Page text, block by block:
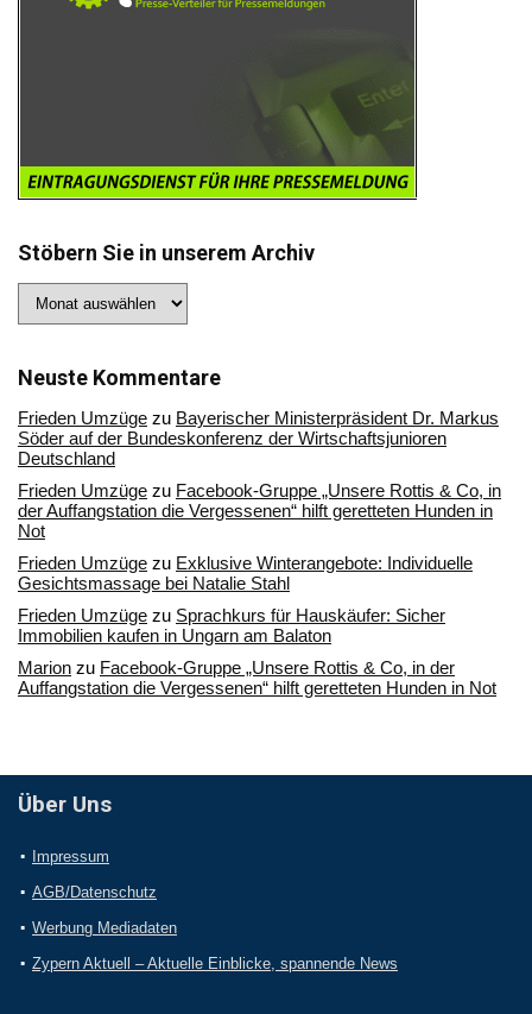
Stöbern Sie in unserem Archiv
Sie
Archiv
Neuste Kommentare
Frieden Umzüge zu Bayerischer Ministerpräsident Dr. Markus
Söder auf der Bundeskonferenz der Wirtschaftsjunioren
Deutschland
Frieden Umzüge zu Facebook-Gruppe „Unsere Rottis & Co, in
der Auffangstation die Vergessenen“ hilft geretteten Hunden in
Not
Frieden Umzüge zu Exklusive Winterangebote: Individuelle
Gesichtsmassage bei Natalie Stahl
Frieden Umzüge zu Sprachkurs für Hauskäufer: Sicher
Immobilien kaufen in Ungarn am Balaton
Marion zu Facebook-Gruppe „Unsere Rottis & Co, in der
Auffangstation die Vergessenen“ hilft geretteten Hunden in Not
Über Uns
Impressum
AGB/Datenschutz
Werbung Mediadaten
Zypern Aktuell – Aktuelle Einblicke, spannende News